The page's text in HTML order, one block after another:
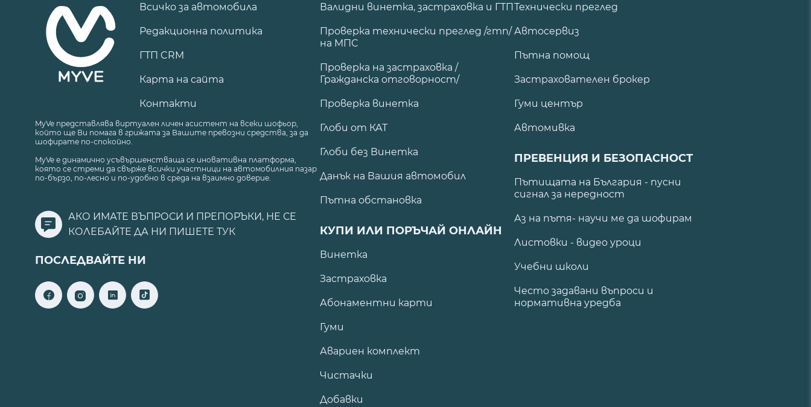
Всичко за автомобила
Редакционна политика
ГТП CRM
Карта на сайта
Контакти
MyVe представлява виртуален личен асистент на всеки шофьор,
който ще Ви помага в грижата за Вашите превозни средства, за да
шофирате по-спокойно.
MyVe е динамично усъвършенстваща се иновативна платформа,
която се стреми да свърже всички участници на автомобилния пазар
по-бързо, по-лесно и по-удобно в среда на взаимно доверие.
АКО ИМАТЕ ВЪПРОСИ И ПРЕПОРЪКИ, НЕ СЕ
КОЛЕБАЙТЕ ДА НИ ПИШЕТЕ ТУК
ПОСЛЕДВАЙТЕ НИ
Валидни винетка, застраховка и ГТП
Проверка технически преглед /гтп/
на МПС
Проверка на застраховка /
Гражданска отговорност/
Проверка винетка
Глоби от КАТ
Глоби без Винетка
Данък на Вашия автомобил
Пътна обстановка
КУПИ ИЛИ ПОРЪЧАЙ ОНЛАЙН
Винетка
Застраховка
Абонаментни карти
Гуми
Авариен комплект
Чистачки
Добавки
Технически преглед
Автосервиз
Пътна помощ
Застрахователен брокер
Гуми център
Автомивка
ПРЕВЕНЦИЯ И БЕЗОПАСНОСТ
Пътищата на България - пусни
сигнал за нередност
Аз на пътя- научи ме да шофирам
Листовки - видео уроци
Учебни школи
Често задавани въпроси и
нормативна уредба